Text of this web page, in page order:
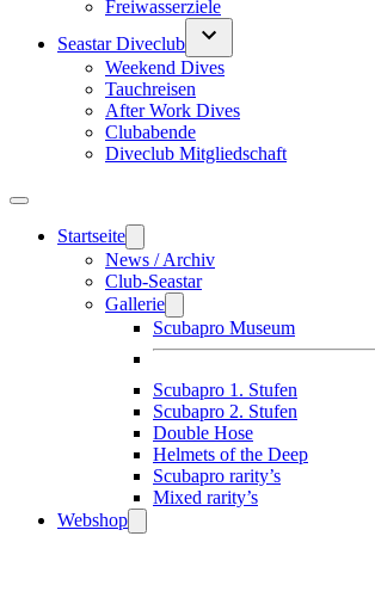
Freiwasserziele
Seastar Diveclub
Weekend Dives
Tauchreisen
After Work Dives
Clubabende
Diveclub Mitgliedschaft
Startseite
News / Archiv
Club-Seastar
Gallerie
Scubapro Museum
Scubapro 1. Stufen
Scubapro 2. Stufen
Double Hose
Helmets of the Deep
Scubapro rarity’s
Mixed rarity’s
Webshop